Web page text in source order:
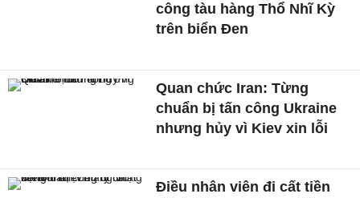
công tàu hàng Thổ Nhĩ Kỳ
trên biển Đen
Quan chức Iran: Từng
chuẩn bị tấn công Ukraine
nhưng hủy vì Kiev xin lỗi
Điều nhân viên đi cất tiền